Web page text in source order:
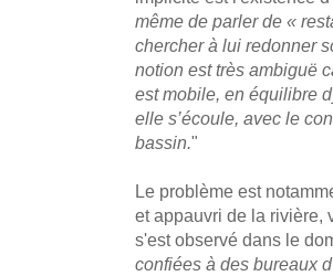
même de parler de «
chercher à lui redonner
notion est très ambiguë
est mobile, en équilibre
elle s’écoule, avec le
bassin. "
Le problème est
et appauvri de la rivière,
s'est observé dans le
confiées à des bureaux